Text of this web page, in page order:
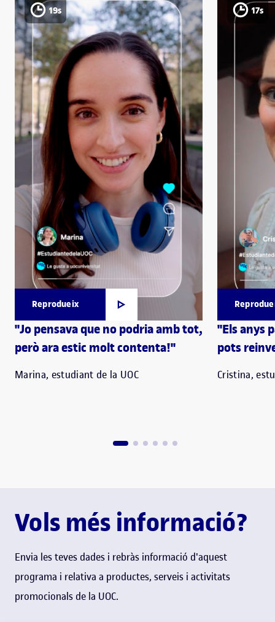
Reprodueix
19s
"Jo pensava que no podria amb tot,
però ara estic molt contenta!"
Marina, estudiant de la UOC
17s
"Els anys
pots
Cristina,
Vols més informació?
Envia les teves dades i rebràs informació d'aquest
programa i relativa a productes, serveis i activitats
promocionals de la UOC.